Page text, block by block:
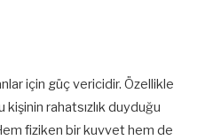
için güç vericidir. Özellikle
rahatsızlık duyduğu
fiziken bir kuvvet hem de